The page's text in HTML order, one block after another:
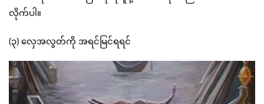
လိုက်ပါ။
(၃) လှေအလွတ်ကို အရင်မြင်ရရင်